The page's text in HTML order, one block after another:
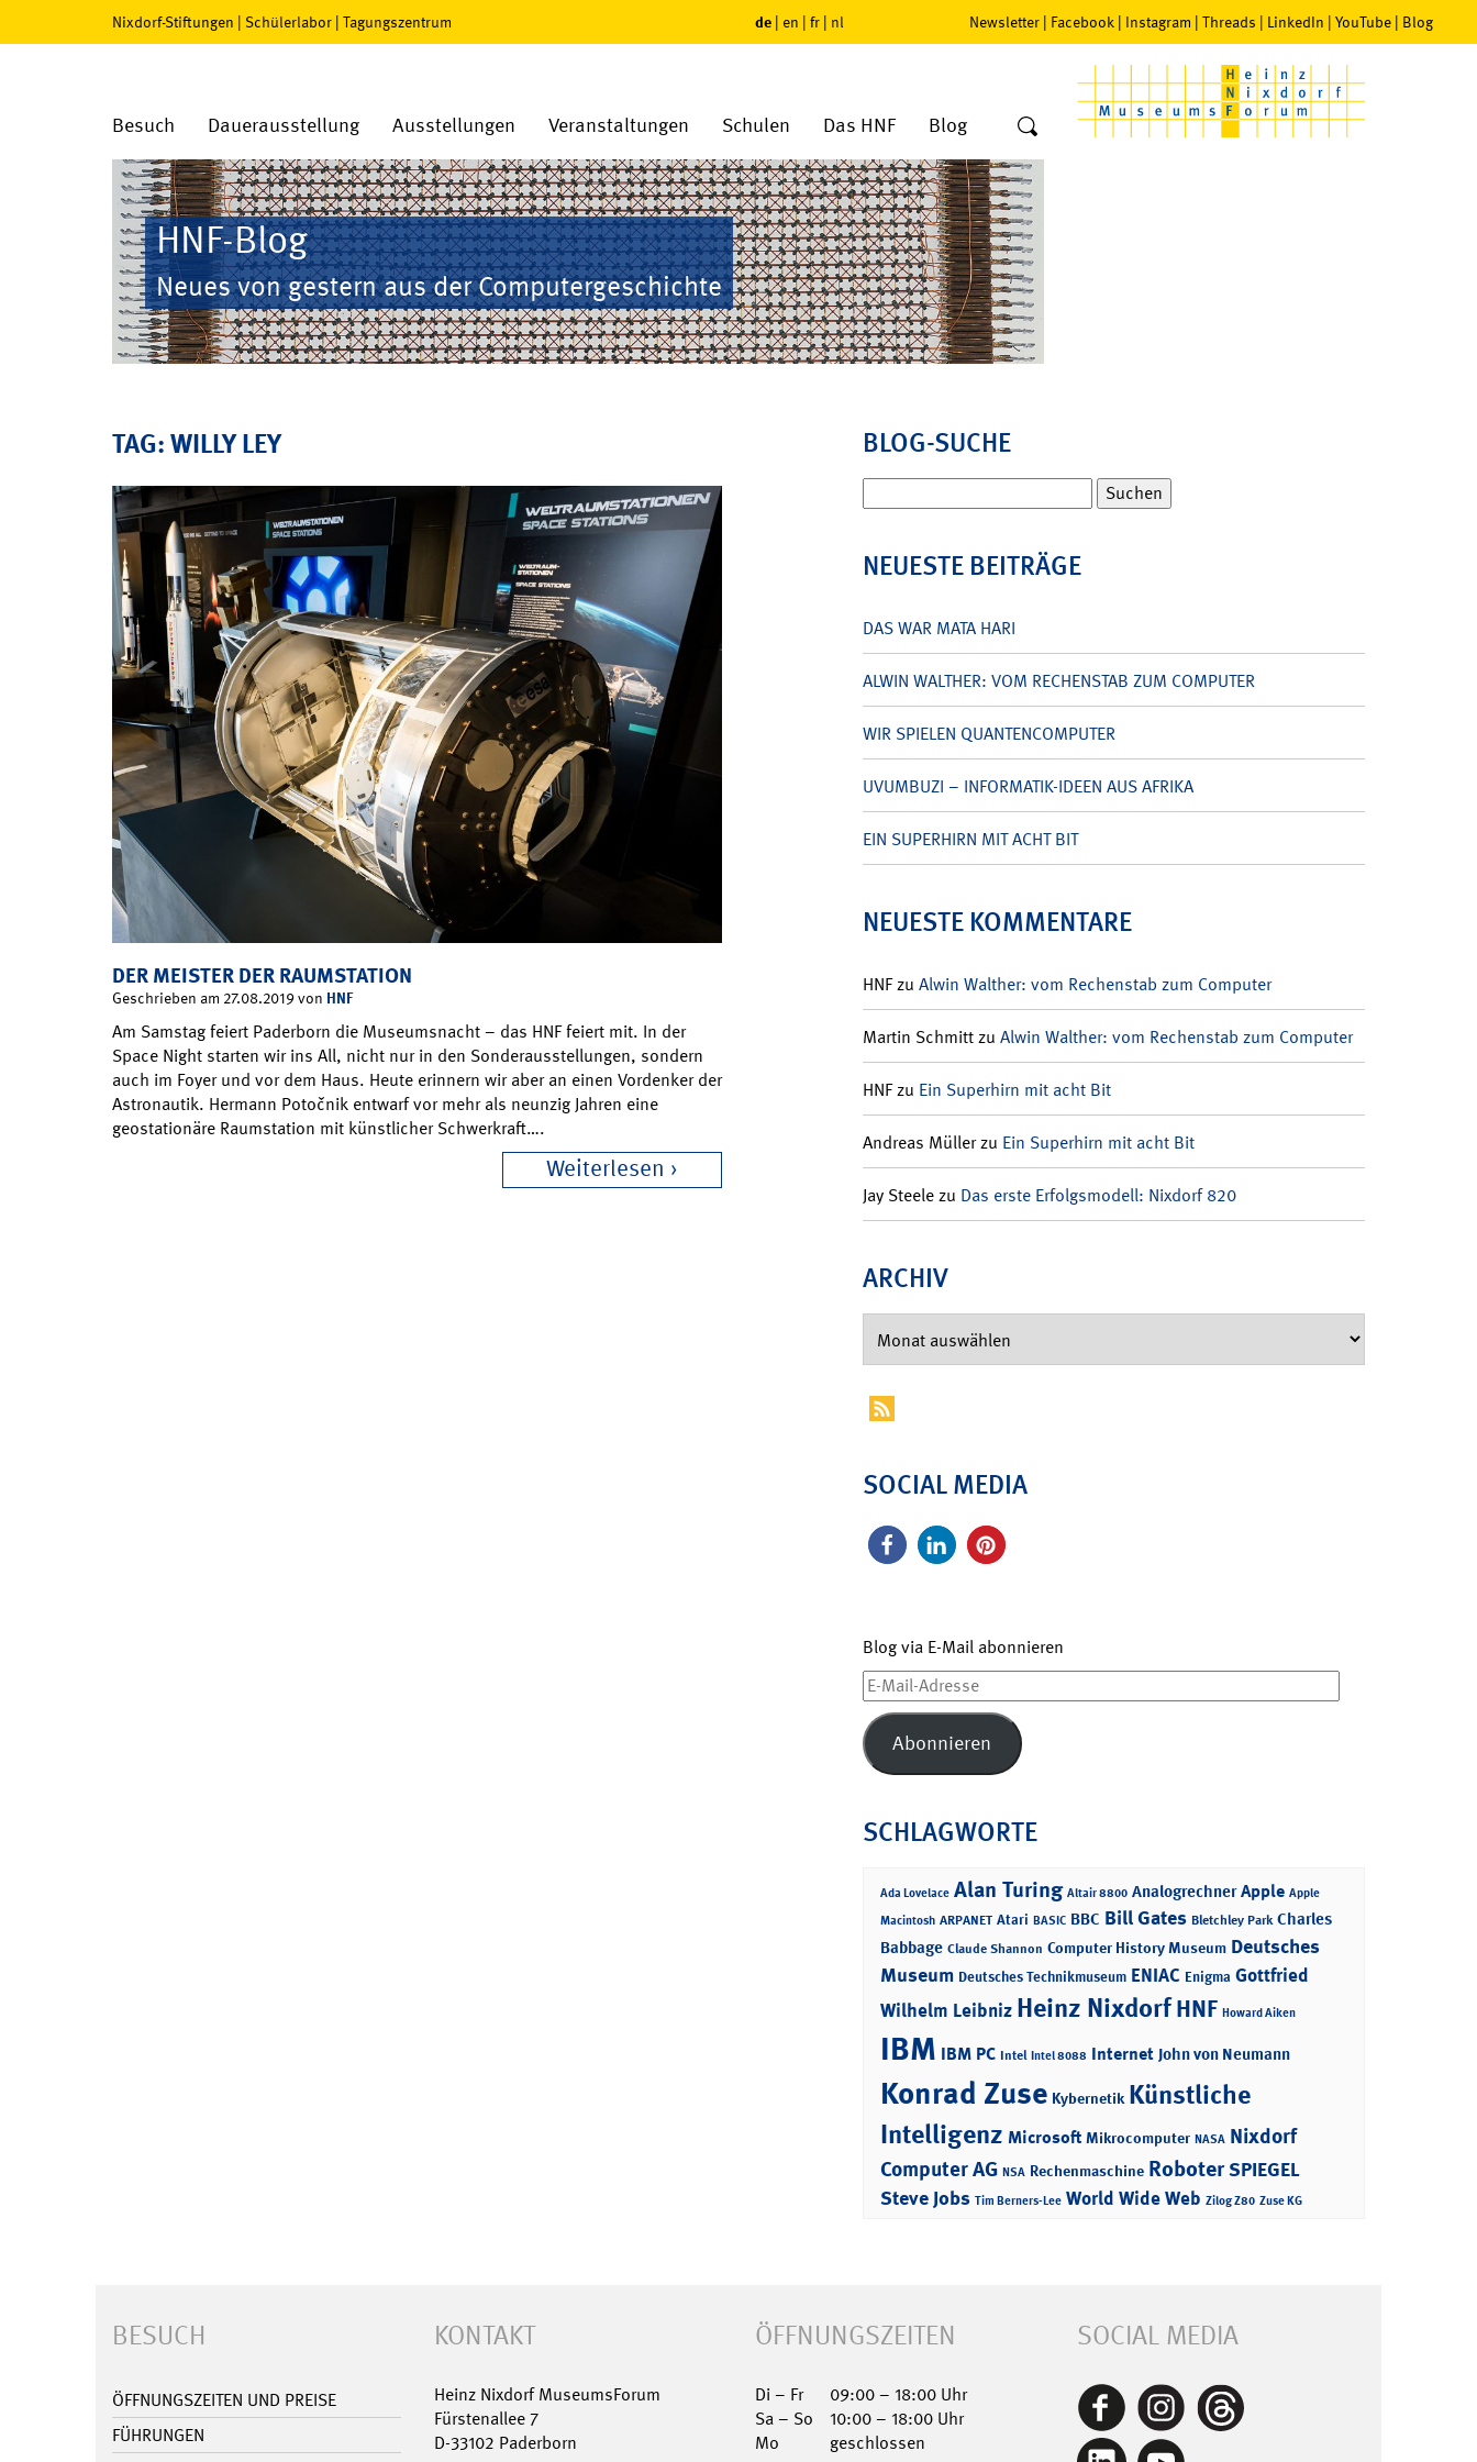
Nixdorf-Stiftungen | Schülerlabor | Tagungszentrum de | en | fr | nl Newsletter | Facebook | Instagram | Threads | LinkedIn | YouTube | Blog
Besuch Dauerausstellung Ausstellungen Veranstaltungen Schulen Das HNF Blog
HNF-Blog
Neues von gestern aus der Computergeschichte
TAG: WILLY LEY
DER MEISTER DER RAUMSTATION
Geschrieben am 27.08.2019 von HNF
Am Samstag feiert Paderborn die Museumsnacht – das HNF feiert mit. In der
Space Night starten wir ins All, nicht nur in den Sonderausstellungen, sondern
auch im Foyer und vor dem Haus. Heute erinnern wir aber an einen Vordenker der
Astronautik. Hermann Potočnik entwarf vor mehr als neunzig Jahren eine
geostationäre Raumstation mit künstlicher Schwerkraft….
Weiterlesen
BLOG-SUCHE
nach:
NEUESTE BEITRÄGE
DAS WAR MATA HARI
ALWIN WALTHER: VOM RECHENSTAB ZUM COMPUTER
WIR SPIELEN QUANTENCOMPUTER
UVUMBUZI – INFORMATIK-IDEEN AUS AFRIKA
EIN SUPERHIRN MIT ACHT BIT
NEUESTE KOMMENTARE
HNFzu Alwin Walther: vom Rechenstab zum Computer
Martin Schmittzu Alwin Walther: vom Rechenstab zum Computer
HNFzu Ein Superhirn mit acht Bit
Andreas Müllerzu Ein Superhirn mit acht Bit
Jay Steelezu Das erste Erfolgsmodell: Nixdorf 820
ARCHIV
SOCIAL MEDIA
Blog via E-Mail abonnieren
E-
Mail-
Adresse
Abonnieren
SCHLAGWORTE
Ada Lovelace Alan Turing Altair 8800 Analogrechner Apple Apple
Macintosh ARPANET Atari BASIC BBC Bill Gates Bletchley Park Charles
Babbage Claude Shannon Computer History Museum Deutsches
Museum Deutsches Technikmuseum ENIAC Enigma Gottfried
Wilhelm Leibniz Heinz NixdorfHNF Howard Aiken
IBM IBM PC Intel Intel 8088 Internet John von Neumann
Konrad Zuse Kybernetik Künstliche
Intelligenz Microsoft Mikrocomputer NASA Nixdorf
Computer AG NSA Rechenmaschine RoboterSPIEGEL
Steve Jobs Tim Berners-Lee World Wide Web Zilog Z80 Zuse KG
BESUCH
ÖFFNUNGSZEITEN UND PREISE
FÜHRUNGEN
KONTAKT
Heinz Nixdorf MuseumsForum
Fürstenallee 7
D-33102 Paderborn
ÖFFNUNGSZEITEN
Di – Fr
09:00 – 18:00 Uhr
Sa – So
10:00 – 18:00 Uhr
Mo
geschlossen
SOCIAL MEDIA